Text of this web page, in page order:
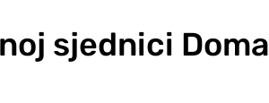
sjednici Doma